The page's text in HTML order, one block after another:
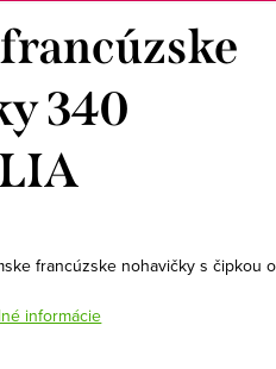
340
francúzske nohavičky s čipkou
informácie